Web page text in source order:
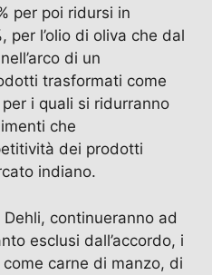
per poi ridursi in
per l’olio di oliva che dal
di un
trasformati come
i quali si ridurranno
che
dei prodotti
indiano.
continueranno ad
esclusi dall’accordo, i
carne di manzo, di